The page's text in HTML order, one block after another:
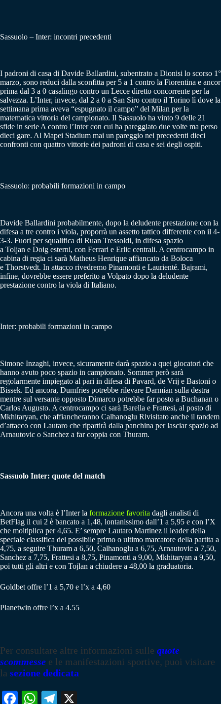
Sassuolo – Inter: incontri precedenti
I padroni di casa di Davide Ballardini, subentrato a Dionisi lo scorso 1°
marzo, sono reduci dalla sconfitta per 5 a 1 contro la Fiorentina e ancor
prima dal 3 a 0 casalingo contro un Lecce diretto concorrente per la
salvezza. L’Inter, invece, dal 2 a 0 a San Siro contro il Torino lì dove la
settimana prima aveva “espugnato il campo” del Milan per la
matematica vittoria del campionato. Il Sassuolo ha vinto 9 delle 21
sfide in serie A contro l’Inter con cui ha pareggiato due volte ma perso
dieci gare. Al Mapei Stadium mai un pareggio nei precedenti dieci
confronti con quattro vittorie dei padroni di casa e sei degli ospiti.
Sassuolo: probabili formazioni in campo
Davide Ballardini probabilmente, dopo la deludente prestazione con la
difesa a tre contro i viola, proporrà un assetto tattico differente con il 4-
3-3. Fuori per squalifica di Ruan Tressoldi, in difesa spazio
a Toljan e Doig esterni, con Ferrari e Erlic centrali. A centrocampo in
cabina di regia ci sarà Matheus Henrique affiancato da Boloca
e Thorstvedt. In attacco rivedremo Pinamonti e Laurienté. Bajrami,
infine, dovrebbe essere preferito a Volpato dopo la deludente
prestazione contro la viola di Italiano.
Inter: probabili formazioni in campo
Simone Inzaghi, invece, sicuramente darà spazio a quei giocatori che
hanno avuto poco spazio in campionato. Sommer però sarà
regolarmente impiegato al pari in difesa di Pavard, de Vrij e Bastoni o
Bissek. Ed ancora, Dumfries potrebbe rilevare Darmian sulla destra
mentre sul versante opposto Dimarco potrebbe far posto a Buchanan o
Carlos Augusto. A centrocampo ci sarà Barella e Frattesi, al posto di
Mkhitaryan, che affiancheranno Calhanoglu Rivisitato anche il tandem
d’attacco con Lautaro che ripartirà dalla panchina per lasciar spazio ad
Arnautovic o Sanchez a far coppia con Thuram.
Sassuolo Inter: quote del match
Ancora una volta è l’Inter la formazione favorita dagli analisti di
BetFlag il cui 2 è bancato a 1,48, lontanissimo dall’1 a 5,95 e con l’X
che moltiplica per 4,65. E’ sempre Lautaro Martinez il leader della
speciale classifica del possibile primo o ultimo marcatore della partita a
4,75, a seguire Thuram a 6,50, Calhanoglu a 6,75, Arnautovic a 7,50,
Sanchez a 7,75, Frattesi a 8,75, Pinamonti a 9,00, Mkhitaryan a 9,50,
poi tutti gli altri e con Tojlan a chiudere a 48,00 la graduatoria.
Goldbet offre l’1 a 5,70 e l’x a 4,60
Planetwin offre l’x a 4.55
Per consultare altre informazioni sulle quote
scommesse e le manifestazioni sportive, puoi visitare
la sezione dedicata
Fa W
Te